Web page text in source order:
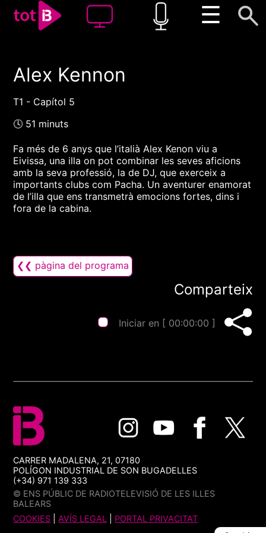
☰
00:00 00:00
Alex Kennon
T1 - Capítol 5
🕓 51 minuts
Fa més de 6 anys que l’italià Alex Kenon viu a
Eivissa, una illa on pot combinar les seves aficions
amb la seva professió, la de DJ, que exerceix a
importants clubs com Pacha. Un aventurer enamorat
de l’illa que ens transmetrà emocions fortes, dins i
fora de la cabina.
❮❮ pàgina del programa
Comparteix
Iniciar en [ 00:00:00 ]
CARRER MADALENA, 21, 07180
POLÍGON INDUSTRIAL DE SON BUGADELLES
(+34) 971 139 333
© ENS PÚBLIC DE RADIOTELEVISIÓ DE LES ILLES
BALEARS
COOKIES |AVÍS LEGAL PORTAL PRIVACITAT